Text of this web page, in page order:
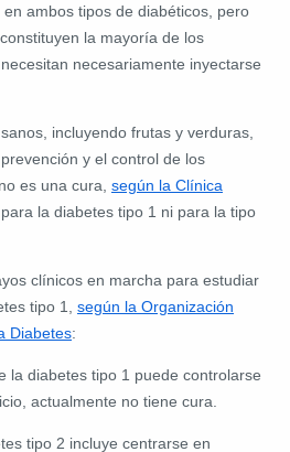
ambos tipos de diabéticos, pero
la mayoría de los
necesariamente inyectarse
incluyendo frutas y verduras,
y el control de los
es una cura, según la Clínica
para la diabetes tipo 1 ni para la tipo
clínicos en marcha para estudiar
tipo 1, según la Organización
Diabetes:
la diabetes tipo 1 puede controlarse
actualmente no tiene cura.
tipo 2 incluye centrarse en